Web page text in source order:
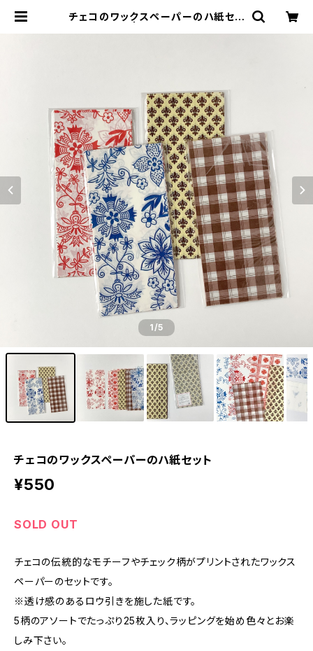
チェコのワックスペーパーのハ紙セッ
1/5
チェコのワックスペーパーのハ紙セット
¥550
SOLD OUT
チェコの伝統的なモチーフやチェック柄がプリントされたワックス
ペーパーのセットです。
※透け感のあるロウ引きを施した紙です。
5柄のアソートでたっぷり25枚入り、ラッピングを始め色々とお楽
しみ下さい。